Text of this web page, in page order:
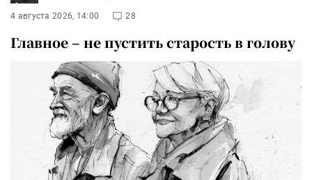
4 августа 2026, 14:00 28
Главное – не пустить старость в голову